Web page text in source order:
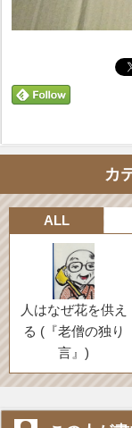
カ
ALL
人はなぜ花を供え
る (『老僧の独り
言』)